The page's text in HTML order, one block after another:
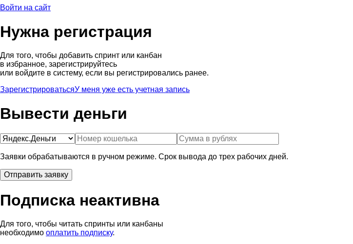
Войти на сайт
Нужна регистрация
Для того, чтобы добавить спринт или канбан
в избранное, зарегистрируйтесь
или войдите в систему, если вы регистрировались ранее.
ЗарегистрироватьсяУ меня уже есть учетная запись
Вывести деньги
Заявки обрабатываются в ручном режиме. Срок вывода до трех рабочих дней.
Подписка неактивна
Для того, чтобы читать спринты или канбаны
необходимо оплатить подписку.